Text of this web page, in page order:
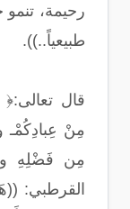
رحيمة، تنمو
طبيعياً..)).
قال تعالى:﴿
مِنْ عِبادِكُمْـ
القرطبي: